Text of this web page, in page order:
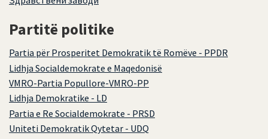
Partitë politike
Partia për Prosperitet Demokratik të Romëve - PPDR
Lidhja Socialdemokrate e Maqedonisë
VMRO-Partia Popullore-VMRO-PP
Lidhja Demokratike - LD
Partia e Re Socialdemokrate - PRSD
Uniteti Demokratik Qytetar - UDQ